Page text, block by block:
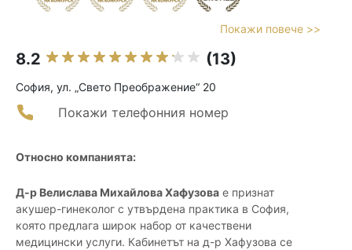
Покажи повече >>
8.2 (13)
София, ул. „Свето Преображение“ 20
Покажи телефонния номер
Относно компанията:
Д-р Велислава Михайлова Хафузова е признат
акушер-гинеколог с утвърдена практика в София,
която предлага широк набор от качествени
медицински услуги. Кабинетът на д-р Хафузова се